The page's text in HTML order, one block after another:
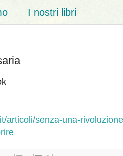
I nostri libri
articoli/senza-una-